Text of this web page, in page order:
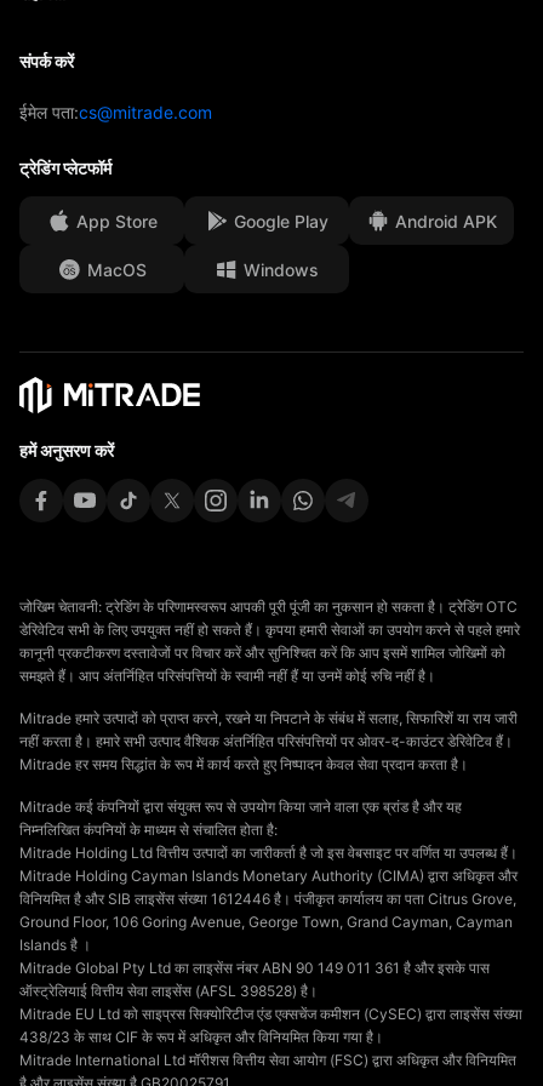
संपर्क करें
ईमेल पता:cs@mitrade.com
ट्रेडिंग प्लेटफॉर्म
App Store Google Play Android APK
MacOS Windows
हमें अनुसरण करें
जोखिम चेतावनी: ट्रेडिंग के परिणामस्वरूप आपकी पूरी पूंजी का नुकसान हो सकता है। ट्रेडिंग OTC
डेरिवेटिव सभी के लिए उपयुक्त नहीं हो सकते हैं। कृपया हमारी सेवाओं का उपयोग करने से पहले हमारे
कानूनी प्रकटीकरण दस्तावेजों पर विचार करें और सुनिश्चित करें कि आप इसमें शामिल जोखिमों को
समझते हैं। आप अंतर्निहित परिसंपत्तियों के स्वामी नहीं हैं या उनमें कोई रुचि नहीं है।
Mitrade हमारे उत्पादों को प्राप्त करने, रखने या निपटाने के संबंध में सलाह, सिफारिशें या राय जारी
नहीं करता है। हमारे सभी उत्पाद वैश्विक अंतर्निहित परिसंपत्तियों पर ओवर-द-काउंटर डेरिवेटिव हैं।
Mitrade हर समय सिद्धांत के रूप में कार्य करते हुए निष्पादन केवल सेवा प्रदान करता है।
Mitrade कई कंपनियों द्वारा संयुक्त रूप से उपयोग किया जाने वाला एक ब्रांड है और यह
निम्नलिखित कंपनियों के माध्यम से संचालित होता है:
Mitrade Holding Ltd वित्तीय उत्पादों का जारीकर्ता है जो इस वेबसाइट पर वर्णित या उपलब्ध हैं।
Mitrade Holding Cayman Islands Monetary Authority (CIMA) द्वारा अधिकृत और
विनियमित है और SIB लाइसेंस संख्या 1612446 है। पंजीकृत कार्यालय का पता Citrus Grove,
Ground Floor, 106 Goring Avenue, George Town, Grand Cayman, Cayman
Islands है ।
Mitrade Global Pty Ltd का लाइसेंस नंबर ABN 90 149 011 361 है और इसके पास
ऑस्ट्रेलियाई वित्तीय सेवा लाइसेंस (AFSL 398528) है।
Mitrade EU Ltd को साइप्रस सिक्योरिटीज एंड एक्सचेंज कमीशन (CySEC) द्वारा लाइसेंस संख्या
438/23 के साथ CIF के रूप में अधिकृत और विनियमित किया गया है।
Mitrade International Ltd मॉरीशस वित्तीय सेवा आयोग (FSC) द्वारा अधिकृत और विनियमित